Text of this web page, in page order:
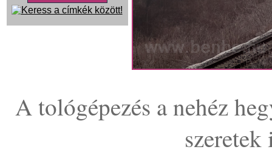
A tológépezés a nehéz